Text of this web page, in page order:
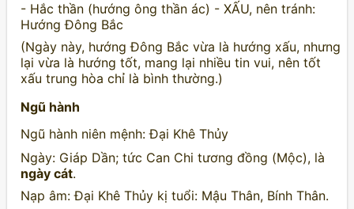
- Hắc thần (hướng ông thần ác) - XẤU, nên tránh:
Hướng Đông Bắc
(Ngày này, hướng Đông Bắc vừa là hướng xấu, nhưng
lại vừa là hướng tốt, mang lại nhiều tin vui, nên tốt
xấu trung hòa chỉ là bình thường.)
Ngũ hành
Ngũ hành niên mệnh: Đại Khê Thủy
Ngày: Giáp Dần; tức Can Chi tương đồng (Mộc), là
ngày cát.
Nạp âm: Đại Khê Thủy kị tuổi: Mậu Thân, Bính Thân.